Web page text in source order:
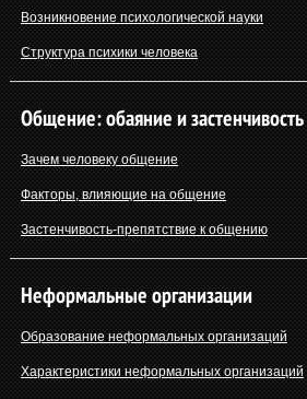
Возникновение психологической науки
Структура психики человека
Общение: обаяние и застенчивость
Зачем человеку общение
Факторы, влияющие на общение
Застенчивость-препятствие к общению
Неформальные организации
Образование неформальных организаций
Характеристики неформальных организаций